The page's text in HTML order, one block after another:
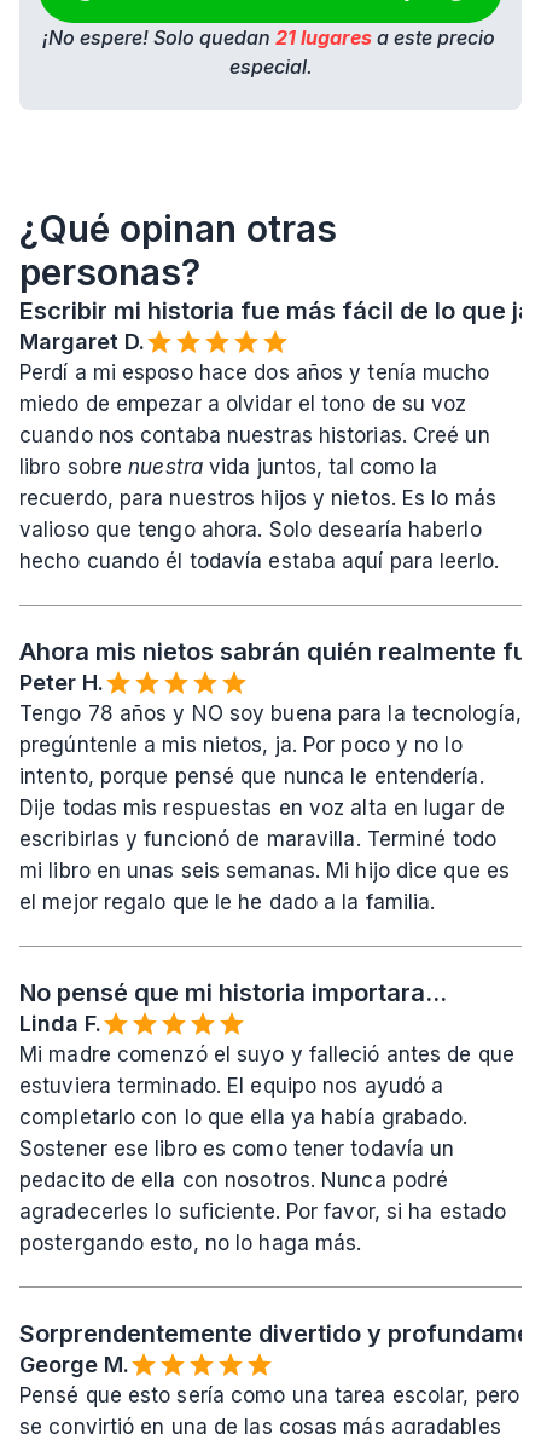
¡No espere! Solo quedan 21 lugares a este precio
especial.
¿Qué opinan otras
personas?
Escribir mi historia fue más fácil de lo que
Margaret D.
Perdí a mi esposo hace dos años y tenía mucho
miedo de empezar a olvidar el tono de su voz
cuando nos contaba nuestras historias. Creé un
libro sobre nuestra vida juntos, tal como la
recuerdo, para nuestros hijos y nietos. Es lo más
valioso que tengo ahora. Solo desearía haberlo
hecho cuando él todavía estaba aquí para leerlo.
Ahora mis nietos sabrán quién realmente fui
Peter H.
Tengo 78 años y NO soy buena para la tecnología,
pregúntenle a mis nietos, ja. Por poco y no lo
intento, porque pensé que nunca le entendería.
Dije todas mis respuestas en voz alta en lugar de
escribirlas y funcionó de maravilla. Terminé todo
mi libro en unas seis semanas. Mi hijo dice que es
el mejor regalo que le he dado a la familia.
No pensé que mi historia importara...
Linda F.
Mi madre comenzó el suyo y falleció antes de que
estuviera terminado. El equipo nos ayudó a
completarlo con lo que ella ya había grabado.
Sostener ese libro es como tener todavía un
pedacito de ella con nosotros. Nunca podré
agradecerles lo suficiente. Por favor, si ha estado
postergando esto, no lo haga más.
Sorprendentemente divertido y
George M.
Pensé que esto sería como una tarea escolar, pero
se convirtió en una de las cosas más agradables